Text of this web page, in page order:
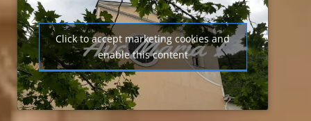
Click to accept marketing cookies and
enable this content